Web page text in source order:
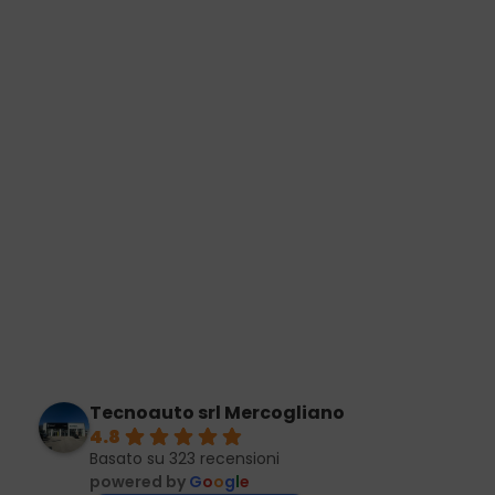
Tecnoauto srl Mercogliano
4.8
Basato su 323 recensioni
powered by Google